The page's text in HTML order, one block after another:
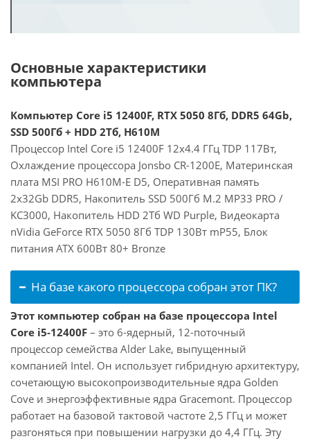
Основные характеристики
компьютера
Компьютер Core i5 12400F, RTX 5050 8Гб, DDR5 64Gb,
SSD 500Гб + HDD 2Тб, H610M
Процессор Intel Core i5 12400F 12x4.4 ГГц TDP 117Вт,
Охлаждение процессора Jonsbo CR-1200E, Материнская
плата MSI PRO H610M-E D5, Оперативная память
2x32Gb DDR5, Накопитель SSD 500Гб M.2 MP33 PRO /
KC3000, Накопитель HDD 2Тб WD Purple, Видеокарта
nVidia GeForce RTX 5050 8Гб TDP 130Вт mP55, Блок
питания ATX 600Вт 80+ Bronze
На базе какого процессора собран этот ПК?
Этот компьютер собран на базе процессора Intel
Core i5-12400F – это 6-ядерный, 12-поточный
процессор семейства Alder Lake, выпущенный
компанией Intel. Он использует гибридную архитектуру,
сочетающую высокопроизводительные ядра Golden
Cove и энергоэффективные ядра Gracemont. Процессор
работает на базовой тактовой частоте 2,5 ГГц и может
разгоняться при повышении нагрузки до 4,4 ГГц. Эту